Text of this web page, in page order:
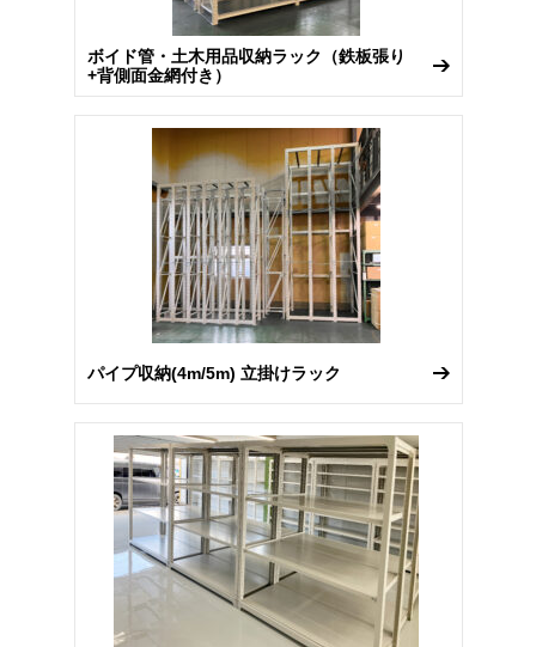
ボイド管・土木用品収納ラック（鉄板張り
+背側面金網付き）
パイプ収納(4m/5m) 立掛けラック